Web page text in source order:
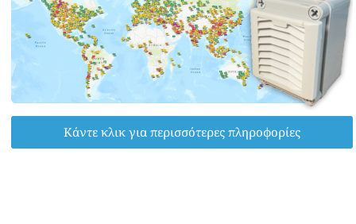
Κάντε κλικ για περισσότερες πληροφορίες